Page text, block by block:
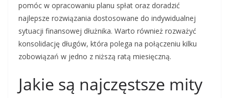
pomóc w opracowaniu planu spłat oraz doradzić
najlepsze rozwiązania dostosowane do indywidualnej
sytuacji finansowej dłużnika. Warto również rozważyć
konsolidację długów, która polega na połączeniu kilku
zobowiązań w jedno z niższą ratą miesięczną.
Jakie są najczęstsze mity